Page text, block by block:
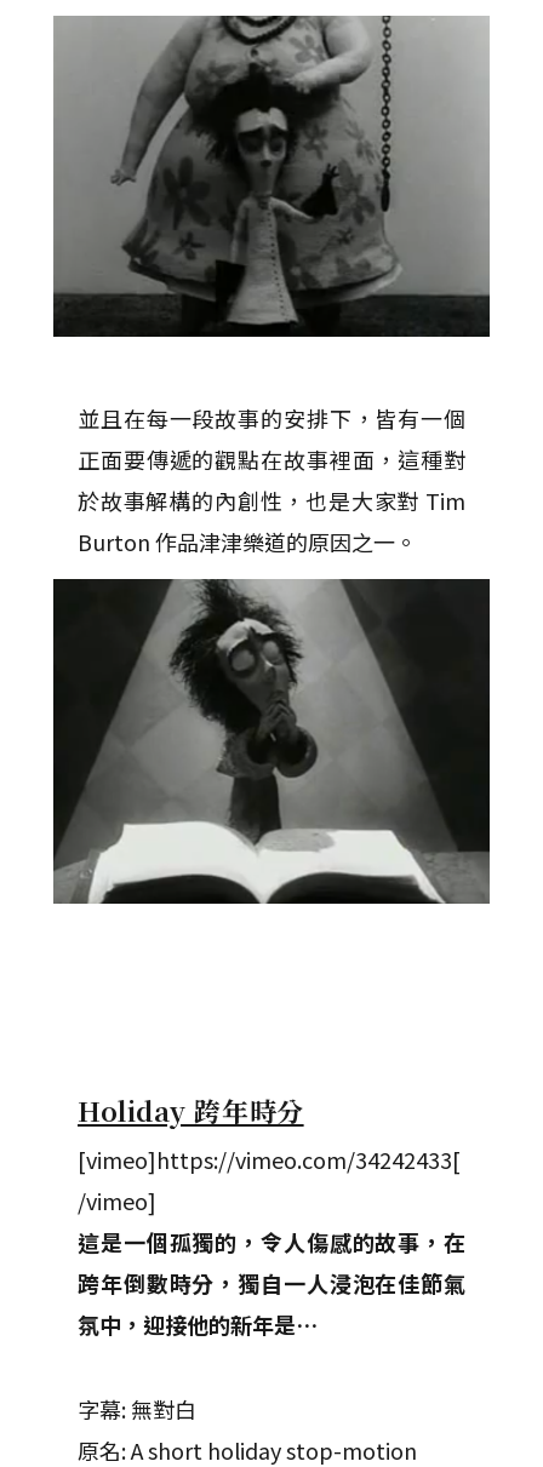
並且在每一段故事的安排下，皆有一個
正面要傳遞的觀點在故事裡面，這種對
於故事解構的內創性，也是大家對 Tim
Burton 作品津津樂道的原因之一。
Holiday 跨年時分
[vimeo]https://vimeo.com/34242433[
/vimeo]
這是一個孤獨的，令人傷感的故事，在
跨年倒數時分，獨自一人浸泡在佳節氣
氛中，迎接他的新年是…
字幕: 無對白
原名: A short holiday stop-motion